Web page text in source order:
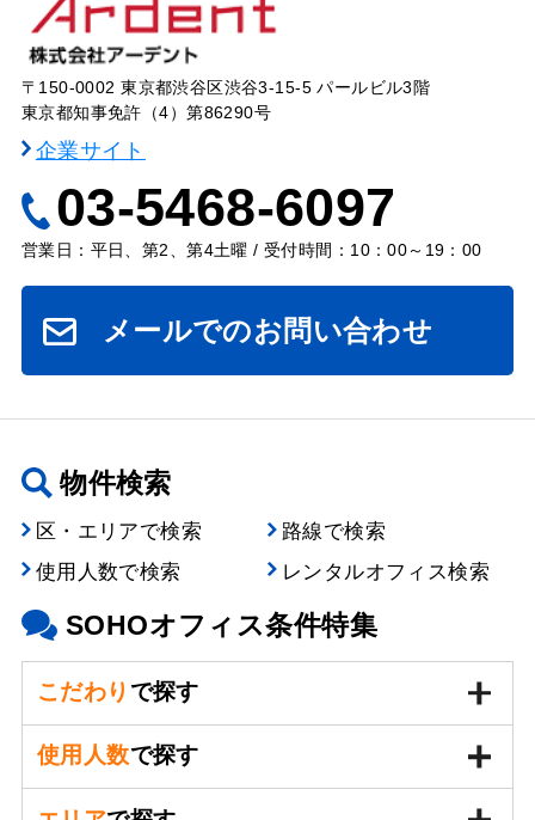
〒150-0002 東京都渋谷区渋谷3-15-5 パールビル3階
東京都知事免許（4）第86290号
企業サイト
03-5468-6097
営業日：平日、第2、第4土曜 / 受付時間：10：00～19：00
メールでのお問い合わせ
物件検索
区・エリアで検索
路線で検索
使用人数で検索
レンタルオフィス検索
SOHOオフィス条件特集
こだわり で探す
使用人数で探す